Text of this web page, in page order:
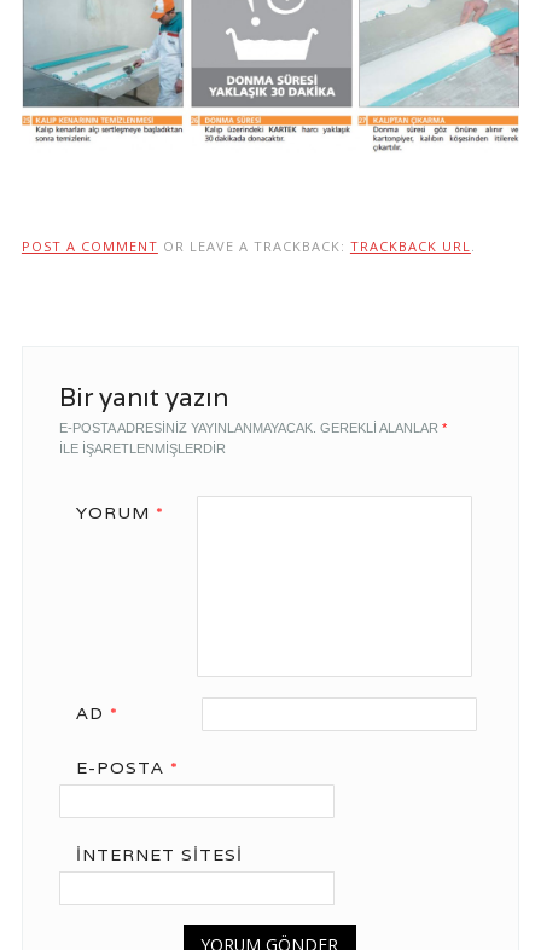
POST A COMMENT OR LEAVE A TRACKBACK: TRACKBACK URL
Bir yanıt yazın
E-POSTA ADRESINIZ YAYINLANMAYACAK. GEREKLI ALANLAR *
ILE IŞARETLENMIŞLERDIR
YORUM *
AD *
E-POSTA *
İNTERNET SITESI